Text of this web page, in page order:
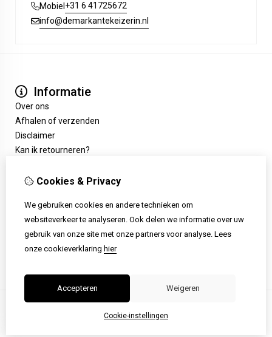
Mobiel +31 6 41725672
info@demarkantekeizerin.nl
Informatie
Over ons
Afhalen of verzenden
Disclaimer
Kan ik retourneren?
Cadeaubon
Klantenservice
Contact
Retourneren
Sitemap
Cookies & Privacy
We gebruiken cookies en andere technieken om
websiteverkeer te analyseren. Ook delen we informatie over uw
gebruik van onze site met onze partners voor analyse. Lees
onze cookieverklaring hier
Accepteren Weigeren
Cookie-instellingen